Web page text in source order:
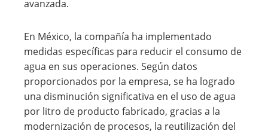
avanzada.
En México, la compañía ha implementado
medidas específicas para reducir el consumo de
agua en sus operaciones. Según datos
proporcionados por la empresa, se ha logrado
una disminución significativa en el uso de agua
por litro de producto fabricado, gracias a la
modernización de procesos, la reutilización del